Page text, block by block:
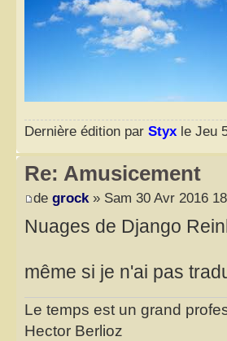
Dernière édition par Styx le Jeu
Re: Amusicement
de grock » Sam 30 Avr 2016
Nuages de Django
même si je n'ai pas
Le temps est un grand
Hector Berlioz